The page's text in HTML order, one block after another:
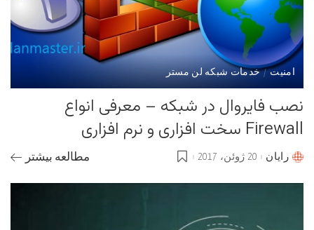
امنیت خدمات شبکه لن مستر
نصب فایروال در شبکه – معرفی انواع
Firewall سخت افزاری و نرم افزاری
Postedرایان 20 ژوئن، 2017 مطالعه بیشتر